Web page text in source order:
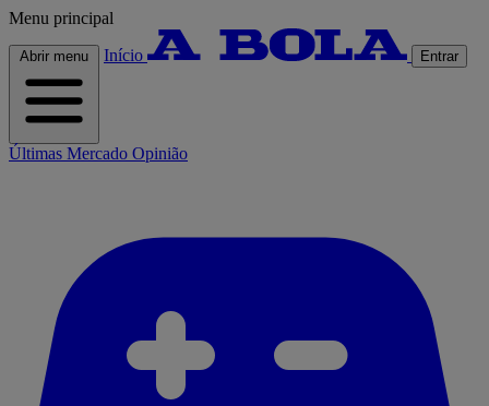
Menu principal
Abrir menu Início Entrar
Últimas Mercado Opinião